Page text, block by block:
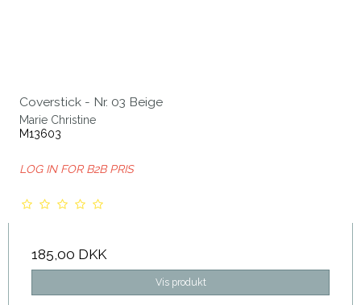
Coverstick - Nr. 03 Beige
Marie Christine
M13603
LOG IN FOR B2B PRIS
185,00 DKK
Vis produkt